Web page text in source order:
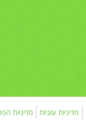
מדיניות עוגיות מדיניות